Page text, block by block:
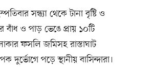
সন্ধ্যা থেকে টানা বৃষ্টি ও
ও পাড় ভেঙে প্রায় ১০টি
ফসলি জমিসহ রাস্তাঘাট
দুর্ভোগে পড়ে স্থানীয় বাসিন্দারা।